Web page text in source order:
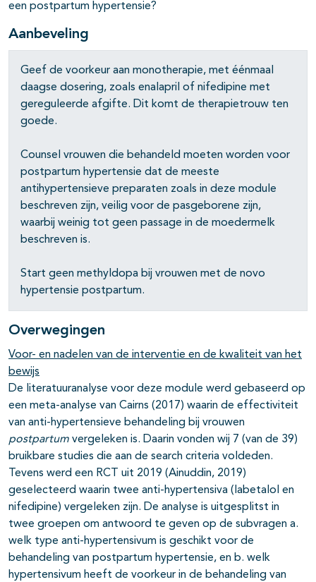
een postpartum hypertensie?
Aanbeveling
Geef de voorkeur aan monotherapie, met éénmaal
daagse dosering, zoals enalapril of nifedipine met
gereguleerde afgifte. Dit komt de therapietrouw ten
goede.
Counsel vrouwen die behandeld moeten worden voor
postpartum hypertensie dat de meeste
antihypertensieve preparaten zoals in deze module
beschreven zijn, veilig voor de pasgeborene zijn,
waarbij weinig tot geen passage in de moedermelk
beschreven is.
Start geen methyldopa bij vrouwen met de novo
hypertensie postpartum.
Overwegingen
Voor- en nadelen van de interventie en de kwaliteit van het
bewijs
De literatuuranalyse voor deze module werd gebaseerd op
een meta-analyse van Cairns (2017) waarin de effectiviteit
van anti-hypertensieve behandeling bij vrouwen
postpartum vergeleken is. Daarin vonden wij 7 (van de 39)
bruikbare studies die aan de search criteria voldeden.
Tevens werd een RCT uit 2019 (Ainuddin, 2019)
geselecteerd waarin twee anti-hypertensiva (labetalol en
nifedipine) vergeleken zijn. De analyse is uitgesplitst in
twee groepen om antwoord te geven op de subvragen a.
welk type anti-hypertensivum is geschikt voor de
behandeling van postpartum hypertensie, en b. welk
hypertensivum heeft de voorkeur in de behandeling van